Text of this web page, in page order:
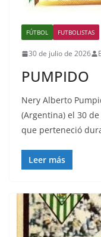
FÚTBOL FUTBOLISTAS
30 de julio de 2026
PUMPIDO
Nery Alberto
(Argentina) el 30
que perteneció
Leer más